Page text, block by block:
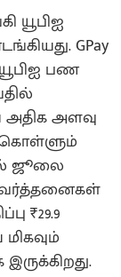
யூபிஐ
GPay
பண
அளவு
ஜூலை
₹29.9